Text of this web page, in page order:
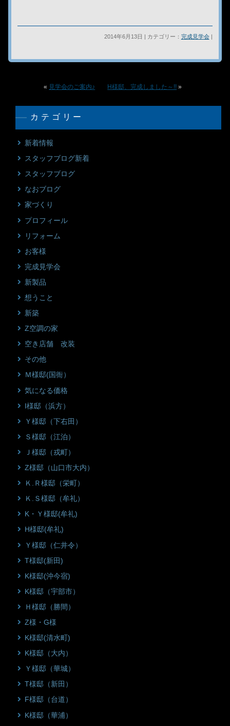
2014年6月13日 | カテゴリー： 完成見学会|
« 見学会のご案内♪ H様邸、完成しました～!! »
カテゴリー
新着情報
スタッフブログ新着
スタッフブログ
なおブログ
家づくり
プロフィール
リフォーム
お客様
完成見学会
新製品
想うこと
新築
Z空調の家
空き店舗 改装
その他
Ｍ様邸(国衙）
気になる価格
I様邸（浜方）
Ｙ様邸（下右田）
Ｓ様邸（江泊）
Ｊ様邸（戎町）
Z様邸（山口市大内）
Ｋ.Ｒ様邸（栄町）
Ｋ.Ｓ様邸（牟礼）
K・Ｙ様邸(牟礼)
H様邸(牟礼)
Ｙ様邸（仁井令）
T様邸(新田)
K様邸(沖今宿)
K様邸（宇部市）
Ｈ様邸（勝間）
Z様・G様
K様邸(清水町)
K様邸（大内）
Ｙ様邸（華城）
T様邸（新田）
F様邸（台道）
K様邸（華浦）